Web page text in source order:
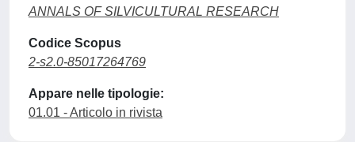
ANNALS OF SILVICULTURAL RESEARCH
Codice Scopus
2-s2.0-85017264769
Appare nelle tipologie:
01.01 - Articolo in rivista